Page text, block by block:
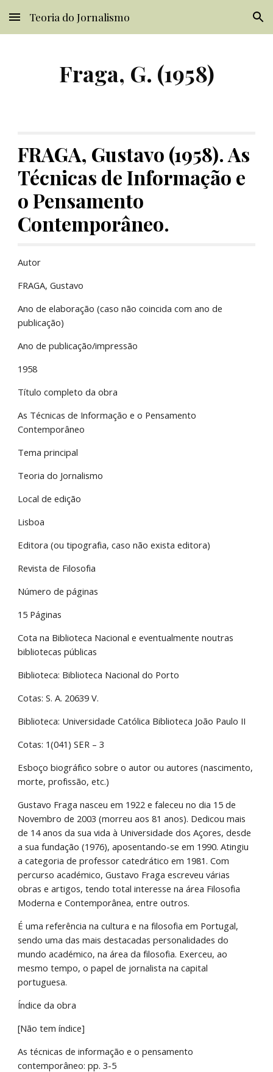
Skip to main content Skip to navigation
Teoria do Jornalismo
Fraga, G. (1958)
FRAGA, Gustavo (1958). As
Técnicas de Informação e
o Pensamento
Contemporâneo.
Autor
FRAGA, Gustavo
Ano de elaboração (caso não coincida com ano de
publicação)
Ano de publicação/impressão
1958
Título completo da obra
As Técnicas de Informação e o Pensamento
Contemporâneo
Tema principal
Teoria do Jornalismo
Local de edição
Lisboa
Editora (ou tipografia, caso não exista editora)
Revista de Filosofia
Número de páginas
15 Páginas
Cota na Biblioteca Nacional e eventualmente noutras
bibliotecas públicas
Biblioteca: Biblioteca Nacional do Porto
Cotas: S. A. 20639 V.
Biblioteca: Universidade Católica Biblioteca João Paulo II
Cotas: 1(041) SER – 3
Esboço biográfico sobre o autor ou autores (nascimento,
morte, profissão, etc.)
Gustavo Fraga nasceu em 1922 e faleceu no dia 15 de
Novembro de 2003 (morreu aos 81 anos). Dedicou mais
de 14 anos da sua vida à Universidade dos Açores, desde
a sua fundação (1976), aposentando-se em 1990. Atingiu
a categoria de professor catedrático em 1981. Com
percurso académico, Gustavo Fraga escreveu várias
obras e artigos, tendo total interesse na área Filosofia
Moderna e Contemporânea, entre outros.
É uma referência na cultura e na filosofia em Portugal,
sendo uma das mais destacadas personalidades do
mundo académico, na área da filosofia. Exerceu, ao
mesmo tempo, o papel de jornalista na capital
portuguesa.
Índice da obra
[Não tem índice]
As técnicas de informação e o pensamento
contemporâneo: pp. 3-5